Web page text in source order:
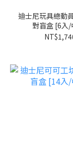
迪士尼玩具總動
對盲盒 [6入/